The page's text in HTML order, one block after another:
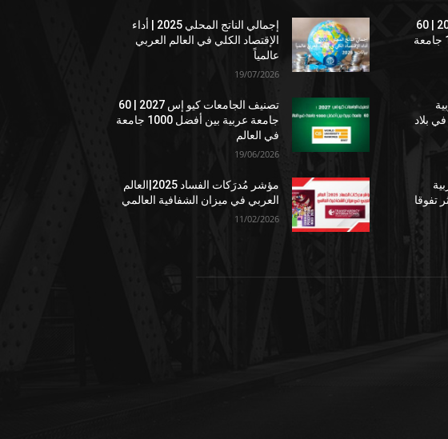
إجمالي الناتج المحلي 2025 | أداء
الإقتصاد الكلي في العالم العربي
عالمياً
19/07/2026
تصنيف الجامعات كيو إس 2027 | 60
جامعة عربية بين أفضل 1000 جامعة
في العالم
19/06/2026
مؤشر مُدرَكات الفساد 2025|العالم
العربي في ميزان الشفافية العالمي
11/02/2026
تصنيف الجامعات كيو إس 2027 | 60
جامعة عربية بين أفضل 1000 جامعة
في بلاد
تفوقا